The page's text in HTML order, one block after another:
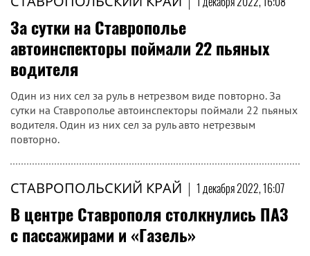
За сутки на Ставрополье
автоинспекторы поймали 22 пьяных
водителя
Один из них сел за руль в нетрезвом виде повторно. За
сутки на Ставрополье автоинспекторы поймали 22 пьяных
водителя. Один из них сел за руль авто нетрезвым
повторно.
СТАВРОПОЛЬСКИЙ КРАЙ | 1 декабря 2022, 16:07
В центре Ставрополя столкнулись ПАЗ
с пассажирами и «Газель»